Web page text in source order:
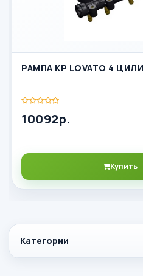
Категории
РАМПА KP LOVATO 4
10092р.
Купить